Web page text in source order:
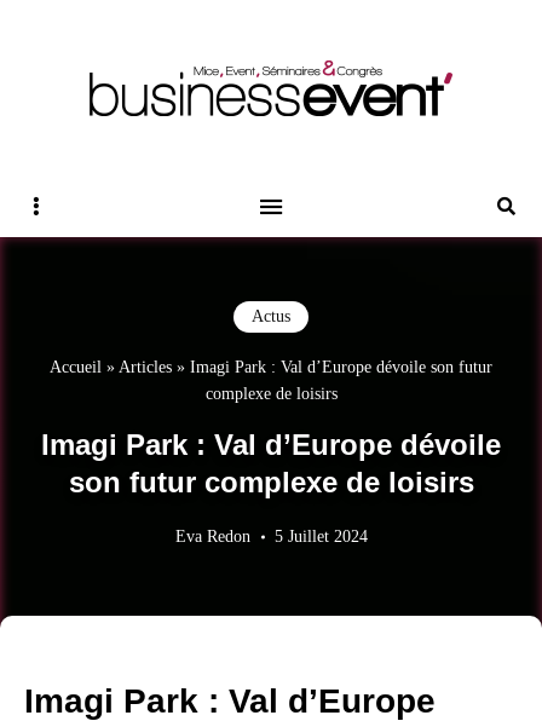
Sidebar
Actus
Accueil » Articles » Imagi Park : Val d’Europe dévoile son futur
complexe de loisirs
Imagi Park : Val d’Europe dévoile
son futur complexe de loisirs
Eva Redon 5 Juillet 2024
Imagi Park : Val d’Europe